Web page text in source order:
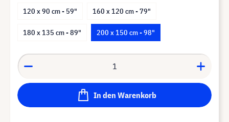
120 x 90 cm - 59"
160 x 120 cm - 79"
180 x 135 cm - 89" 200 x 150 cm - 98"
In den Warenkorb